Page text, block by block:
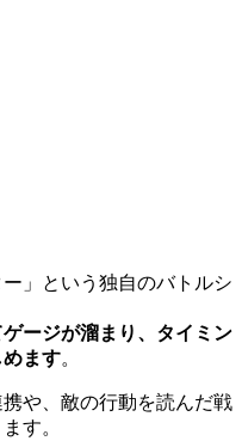
」という独自のバトルシ
ージが溜まり、タイミン
ます。
や、敵の行動を読んだ戦
す。